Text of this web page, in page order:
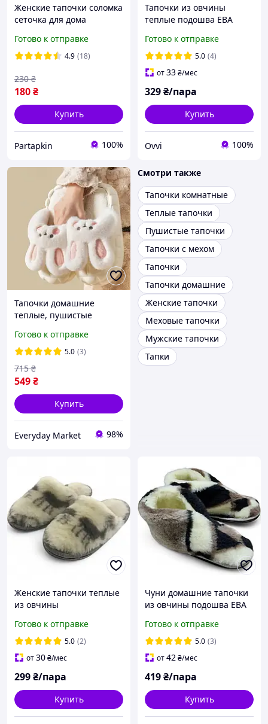
Женские тапочки соломка
сеточка для дома
розовый черный
красный коричневый
Готово к отправке
4.9 (18)
180₴
230 ₴
Купить
Partapkin 100%
Тапочки из овчины
теплые подошва ЕВА
Готово к отправке
5.0 (4)
от33₴/мес
329₴/пара
Купить
Ovvi 100%
Тапочки домашние
теплые, пушистые
виде зайчиков 36-37р 21-
21.5 см стопа
Готово к отправке
5.0 (3)
549₴
715 ₴
Купить
Everyday Market 98%
Смотри также
Тапочки комнатные
Теплые тапочки
Пушистые тапочки
Тапочки с мехом
Тапочки
Тапочки домашние
Женские тапочки
Меховые тапочки
Мужские тапочки
Тапки
Женские тапочки теплые
из овчины
Готово к отправке
5.0 (2)
от30₴/мес
299₴/пара
Купить
Чуни домашние тапочки
из овчины подошва ЕВА
Готово к отправке
5.0 (3)
от42₴/мес
419₴/пара
Купить